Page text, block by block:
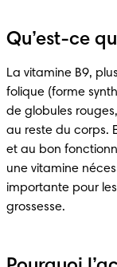
Qu’est-ce
La vitamine B9,
folique (forme
de globules
au reste du corps.
et au bon
une vitamine
importante pour
grossesse.